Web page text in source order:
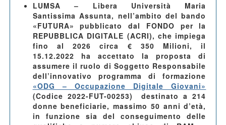
LUMSA – Libera Università Maria
Santissima Assunta, nell’ambito del bando
«FUTURA» pubblicato dal FONDO per la
REPUBBLICA DIGITALE (ACRI), che impiega
fino al 2026 circa € 350 Milioni, il
15.12.2022 ha accettato la proposta di
assumere il ruolo di Soggetto Responsabile
dell’innovativo programma di formazione
«ODG – Occupazione Digitale Giovani»
(Codice 2022-FUT-00253) destinato a 214
donne beneficiarie, massimo 50 anni d’età,
in funzione sia del conseguimento delle